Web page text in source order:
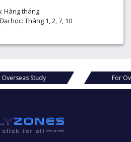
Hàng tháng
học: Tháng 1, 2, 7, 10
For Overseas Study